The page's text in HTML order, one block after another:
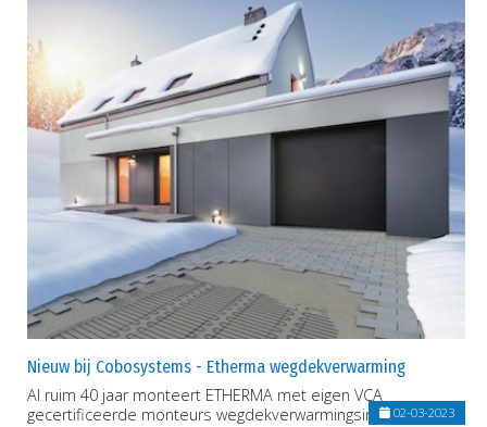
Nieuw bij Cobosystems - Etherma wegdekverwarming
Al ruim 40 jaar monteert ETHERMA met eigen VCA
gecertificeerde monteurs wegdekverwarmingsinstallaties.
02-03-2023